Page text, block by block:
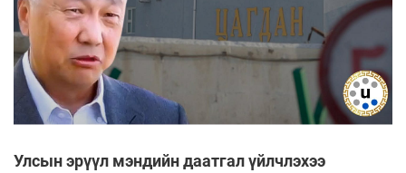
Улсын эрүүл мэндийн даатгал үйлчлэхээ